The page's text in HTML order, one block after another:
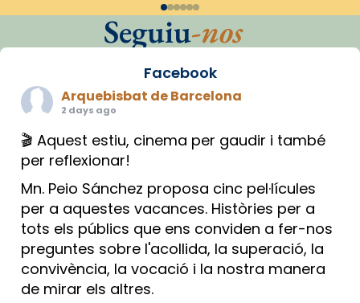
Seguiu-nos
Facebook
Arquebisbat de Barcelona
2 days ago
🎬 Aquest estiu, cinema per gaudir i també
per reflexionar!
Mn. Peio Sánchez proposa cinc pel·lícules
per a aquestes vacances. Històries per a
tots els públics que ens conviden a fer-nos
preguntes sobre l'acollida, la superació, la
convivència, la vocació i la nostra manera
de mirar els altres.